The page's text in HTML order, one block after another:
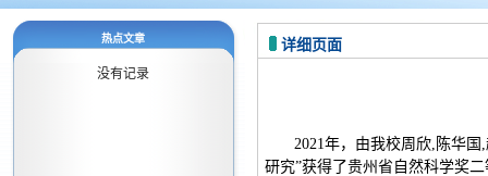
热点文章
没有记录
详细页面
2021年，由我校周欣,陈华
研究”获得了贵州省自然科学奖